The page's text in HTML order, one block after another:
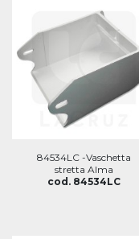
84534LC -Vaschetta
stretta Alma
cod. 84534LC